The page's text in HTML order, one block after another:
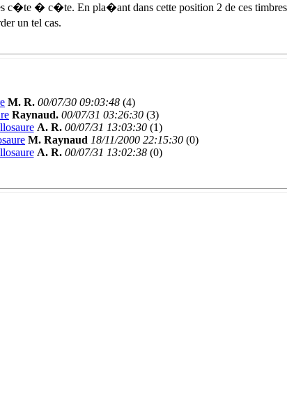
c�te � c�te. En pla�ant dans cette position 2 de ces timbres
un tel cas.
M. R. 00/07/30 09:03:48 (4)
Raynaud. 00/07/31 03:26:30 (3)
A. R. 00/07/31 13:03:30(1)
M. Raynaud 18/11/2000 22:15:30 (0)
A. R. 00/07/31 13:02:38(0)